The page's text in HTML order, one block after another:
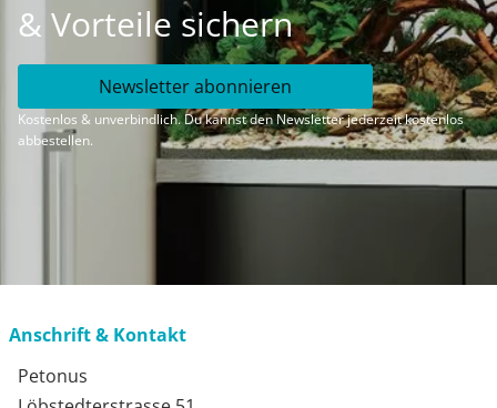
& Vorteile sichern
Newsletter abonnieren
Kostenlos & unverbindlich. Du kannst den Newsletter jederzeit kostenlos
abbestellen.
Anschrift & Kontakt
Petonus